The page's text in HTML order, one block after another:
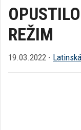
REŽIM
19.03.2022 -